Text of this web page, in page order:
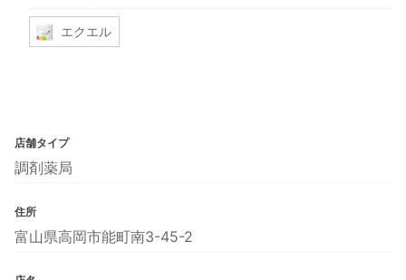
エクエル
店舗タイプ
調剤薬局
住所
富山県高岡市能町南3-45-2